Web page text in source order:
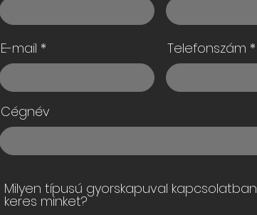
E-mail Telefonszám
Cégnév
Milyen típusú gyorskapuval kapcsolatban
keres minket?